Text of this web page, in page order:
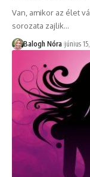
Van, amikor az élet
sorozata zajlik…
Balogh Nóra június